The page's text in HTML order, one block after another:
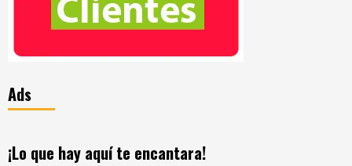
Ads
¡Lo que hay aquí te encantara!